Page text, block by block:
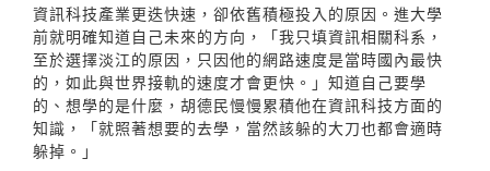
資訊科技產業更迭快速，卻依舊積極投入的原因。進大學
前就明確知道自己未來的方向，「我只填資訊相關科系，
至於選擇淡江的原因，只因他的網路速度是當時國內最快
的，如此與世界接軌的速度才會更快。」知道自己要學
的、想學的是什麼，胡德民慢慢累積他在資訊科技方面的
知識，「就照著想要的去學，當然該躲的大刀也都會適時
躲掉。」